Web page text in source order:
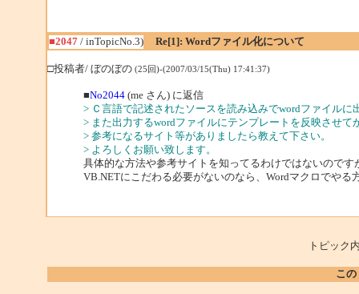
■2047/ inTopicNo.3) Re[1]: Wordファイル化について
□投稿者/ ぼのぼの (25回)-(2007/03/15(Thu) 17:41:37)
■No2044(me さん) に返信
> Ｃ言語で記述されたソースを読み込みでwordファイル
> また出力するwordファイルにテンプレートを反映させて
> 参考になるサイト等がありましたら教えて下さい。
> よろしくお願い致します。
具体的な方法や参考サイトを知ってるわけではないのです
VB.NETにこだわる必要がないのなら、Wordマクロでや
トピッ
こ